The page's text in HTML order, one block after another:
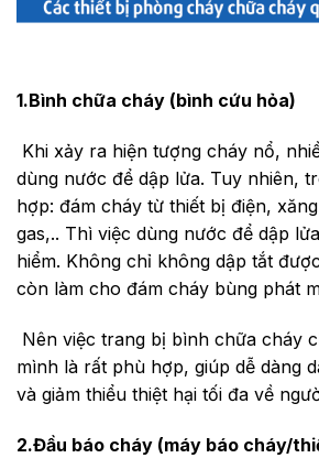
1.Bình chữa cháy (bình cứu hỏa)
Khi xảy ra hiện tượng cháy nổ,
dùng nước để dập lửa. Tuy nhiên,
hợp: đám cháy từ thiết bị điện,
gas,.. Thì việc dùng nước để dập
hiểm. Không chỉ không dập tắt
còn làm cho đám cháy bùng phát
Nên việc trang bị bình chữa cháy
mình là rất phù hợp, giúp dễ dàng
và giảm thiểu thiệt hại tối đa về
2.Đầu báo cháy (máy báo cháy/